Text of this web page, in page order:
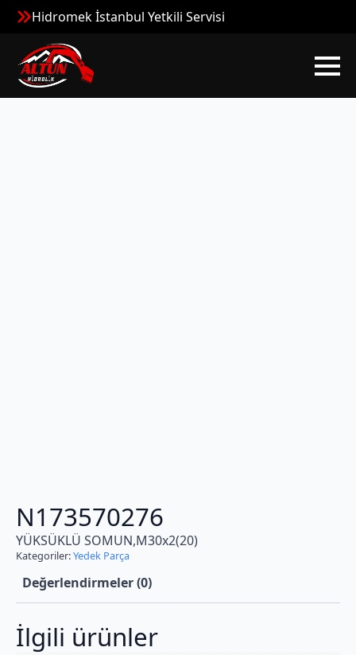
Hidromek İstanbul Yetkili Servisi
N173570276
YÜKSÜKLÜ SOMUN,M30x2(20)
Kategoriler:Yedek Parça
Değerlendirmeler (0)
İlgili ürünler